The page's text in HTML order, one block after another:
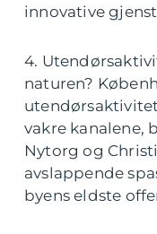
innovative
4.
naturen?
vakre kanalene,
Nytorg og
avslappende
byens eldste